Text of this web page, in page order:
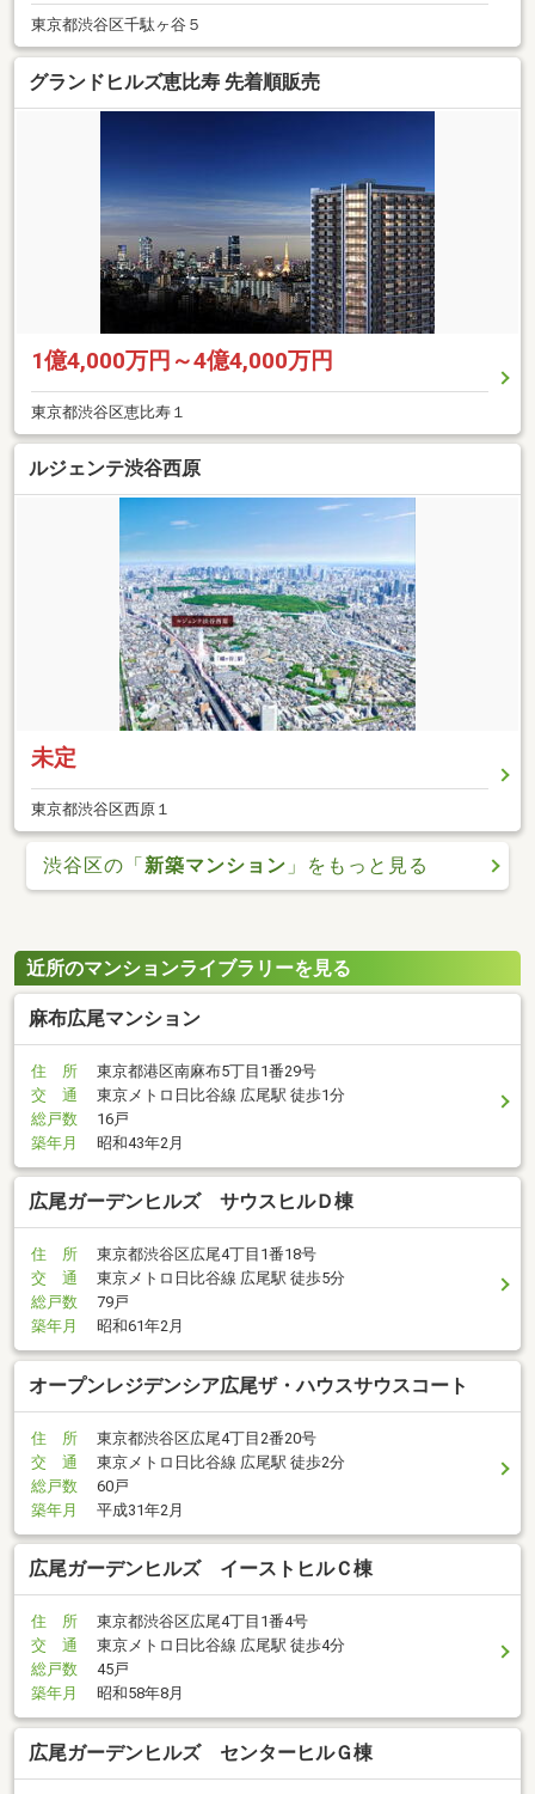
東京都渋谷区千駄ヶ谷５
グランドヒルズ恵比寿 先着順販売
1億4,000万円～4億4,000万円
東京都渋谷区恵比寿１
ルジェンテ渋谷西原
未定
東京都渋谷区西原１
渋谷区の「新築マンション 」をもっと見る
近所のマンションライブラリーを見る
麻布広尾マンション
住 所
東京都港区南麻布5丁目1番29号
交 通
東京メトロ日比谷線 広尾駅 徒歩1分
総戸数
16戸
築年月
昭和43年2月
広尾ガーデンヒルズ サウスヒルＤ棟
住 所
東京都渋谷区広尾4丁目1番18号
交 通
東京メトロ日比谷線 広尾駅 徒歩5分
総戸数
79戸
築年月
昭和61年2月
オープンレジデンシア広尾ザ・ハウスサウスコート
住 所
東京都渋谷区広尾4丁目2番20号
交 通
東京メトロ日比谷線 広尾駅 徒歩2分
総戸数
60戸
築年月
平成31年2月
広尾ガーデンヒルズ イーストヒルＣ棟
住 所
東京都渋谷区広尾4丁目1番4号
交 通
東京メトロ日比谷線 広尾駅 徒歩4分
総戸数
45戸
築年月
昭和58年8月
広尾ガーデンヒルズ センターヒルＧ棟